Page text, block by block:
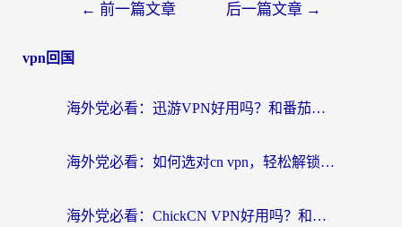
← 前一篇文章 后一篇文章 →
vpn回国
海外党必看：迅游VPN好用吗？和番茄加速器VPN对比哪个回国效果更好？
海外党必看：如何选对cn vpn，轻松解锁国内影音游戏？
海外党必看：ChickCN VPN好用吗？和星河VPN对比哪个回国效果更好？附真实体验+避坑指南